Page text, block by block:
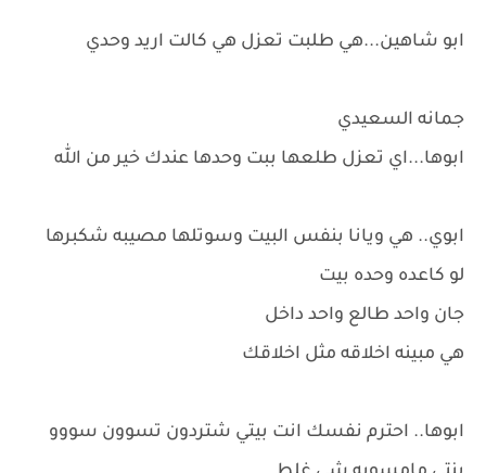
ابو شاهين...هي طلبت تعزل هي كالت اريد وحدي
جمانه السعيدي
ابوها...اي تعزل طلعها ببت وحدها عندك خير من الله
ابوي.. هي ويانا بنفس البيت وسوتلها مصيبه شكبرها
لو كاعده وحده بيت
جان واحد طالع واحد داخل
هي مبينه اخلاقه مثل اخلاقك
ابوها.. احترم نفسك انت بيتي شتردون تسوون سووو